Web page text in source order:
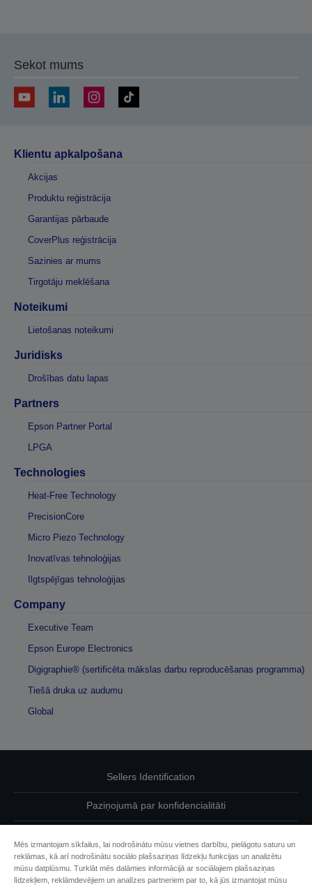
Sekot mums
Klientu apkalpošana
Akcijas
Produktu reģistrācija
Garantijas pārbaude
CoverPlus reģistrācija
Sazinies ar mums
Tirgotāju meklēšana
Noteikumi
Lietošanas noteikumi
Juridisks
Drošības datu lapas
Partners
Epson Partner Portal
LPGA
Technologies
Heat-Free Technology
PrecisionCore
Micro Piezo Technology
Inovatīvas tehnoloģijas
Ilgtspējīgas tehnoloģijas
Company
Executive Team
Epson Europe Electronics
Digigraphie® (sertificēta mākslas darbu reproducēšanas programma)
Tiešā druka uz audumu
Global
Sellers Identification
Paziņojumā par konfidencialitāti
Sazinieties ar mums par saviem datiem
Mēs izmantojam sīkfailus, lai nodrošinātu mūsu vietnes darbību, pielāgotu saturu un
reklāmas, kā arī nodrošinātu sociālo plašsaziņas līdzekļu funkcijas un analizētu
mūsu datplūsmu. Turklāt mēs dalāmies informācijā ar sociālajiem plašsaziņas
līdzekļiem, reklāmdevējiem un analīzes partneriem par to, kā jūs izmantojat mūsu